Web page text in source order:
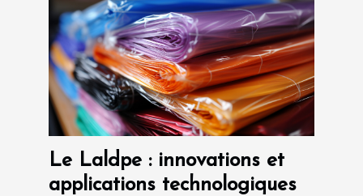
Le Laldpe : innovations et
applications technologiques